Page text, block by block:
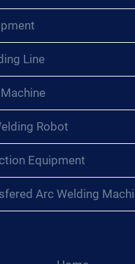
INES S
TMYSTIFIZIEREN{:}{:
UDAGE : DÉ
S ME
UN MA
NIPULATEUR DE
Line
Robot
Equipment
Arc Welding